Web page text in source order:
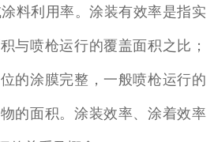
料利用率。涂装有效率是指实
与喷枪运行的覆盖面积之比；
的涂膜完整，一般喷枪运行的
的面积。涂装效率、涂着效率